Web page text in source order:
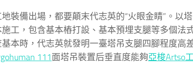
裝備出場，都要顛末代志英的“火眼金睛”。以
工，包含基本樁打設、基本預埋支腿等多個法
本時，代志英就發明一臺塔吊支腿四腳程度高
111面塔吊裝置后垂直度能夠亞梭Artso